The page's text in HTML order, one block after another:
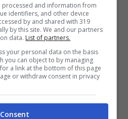
rivoluzioni da
piccole, verificabili. E
potenti. È il quotidiano
processed and information from
identifiers, and other device
by and shared with 319
by this site. We and our partners
data. List of partners.
your personal data on the basis
you can object to by managing
a link at the bottom of this page
or withdraw consent in privacy
Consent